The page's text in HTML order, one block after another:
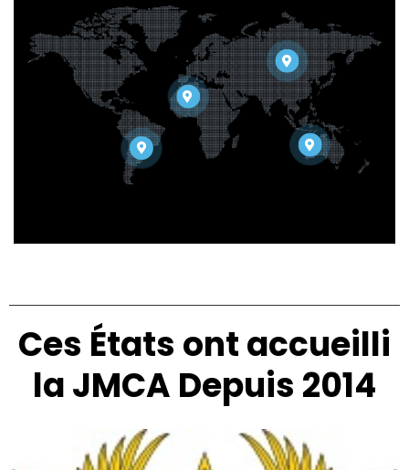
Ces États ont accueilli
la JMCA Depuis 2014